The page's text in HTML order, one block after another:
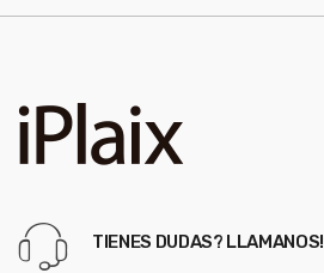
TIENES DUDAS? LLAMANOS!